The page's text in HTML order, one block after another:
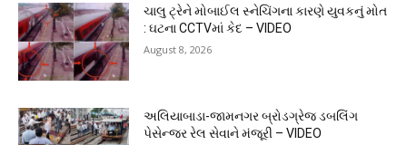
ચાલુ ટ્રેને મોબાઈલ સ્નેચિંગના કારણે યુવકનું મોત
: ઘટના CCTVમાં કેદ – VIDEO
August 8, 2026
અલિયાબાડા-જામનગર બ્રોડગ્રેજ ડબલિંગ
પેસેન્જર રેલ સેવાને મંજૂરી – VIDEO